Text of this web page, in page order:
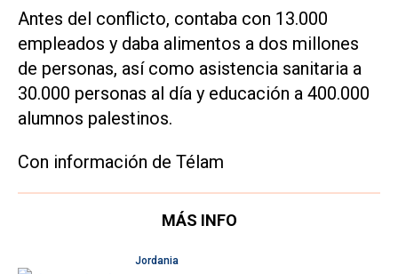
Antes del conflicto, contaba con 13.000
empleados y daba alimentos a dos millones
de personas, así como asistencia sanitaria a
30.000 personas al día y educación a 400.000
alumnos palestinos.
Con información de Télam
MÁS INFO
Jordania